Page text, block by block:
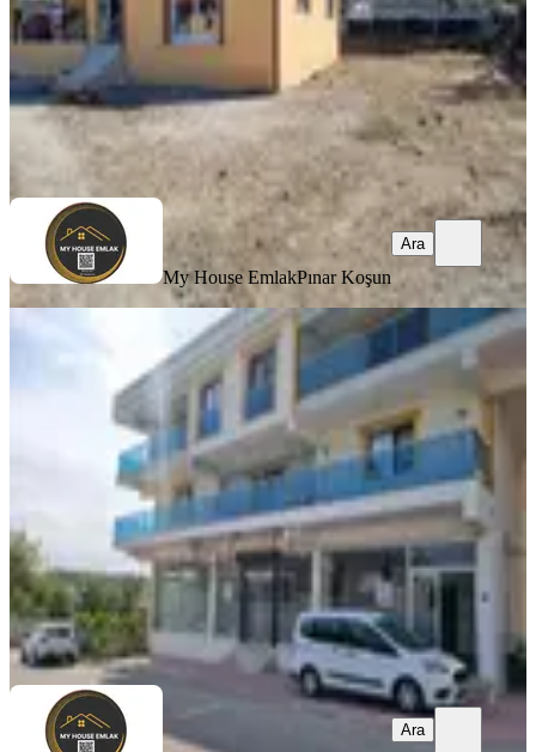
25.000 ₺
My House EmlakPınar Koşun
My House EmlakPınar Koşun
Ara
İzmir Buca Kaynaklar Merkez Mah.
2+1 Daire
Buca, Kaynaklar Merkez Mahallesi
2+1·100 m² 3. Kat ·24.07.2026
25.000 ₺
My House EmlakPınar Koşun
Ara
Ara